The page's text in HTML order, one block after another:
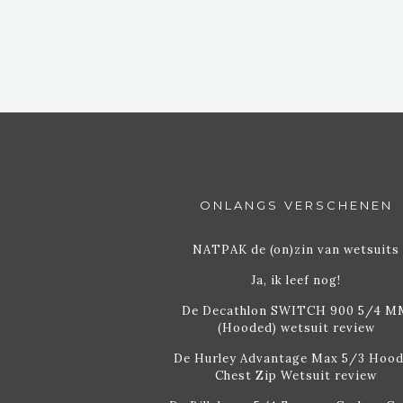
ONLANGS VERSCHENEN
NATPAK de (on)zin van wetsuits
Ja, ik leef nog!
De Decathlon SWITCH 900 5/4
(Hooded) wetsuit review
De Hurley Advantage Max 5/3
Chest Zip Wetsuit review